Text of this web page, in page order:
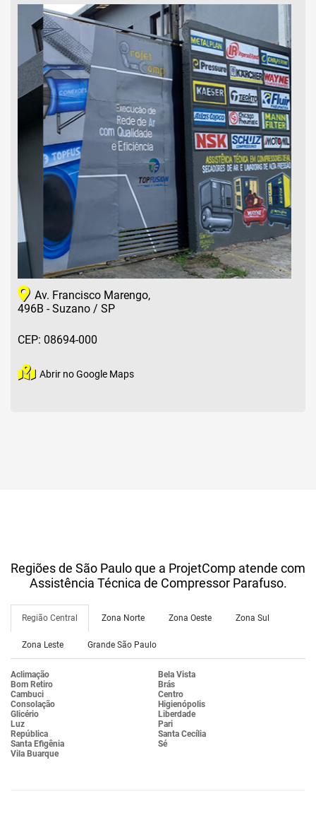
Av. Francisco Marengo,
496B - Suzano / SP
CEP: 08694-000
Abrir no Google Maps
Regiões de São Paulo que a ProjetComp atende com
Assistência Técnica de Compressor Parafuso.
Região Central Zona Norte Zona Oeste Zona Sul
Zona Leste Grande São Paulo
Aclimação
Bela Vista
Bom Retiro
Brás
Cambuci
Centro
Consolação
Higienópolis
Glicério
Liberdade
Luz
Pari
República
Santa Cecília
Santa Efigênia
Sé
Vila Buarque